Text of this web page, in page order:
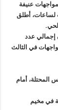
عنيفة
لساعات، أطلق
إجمالي عدد
1289 منذ اندلاع المواجهات في الثالث
أمام
في مخيم